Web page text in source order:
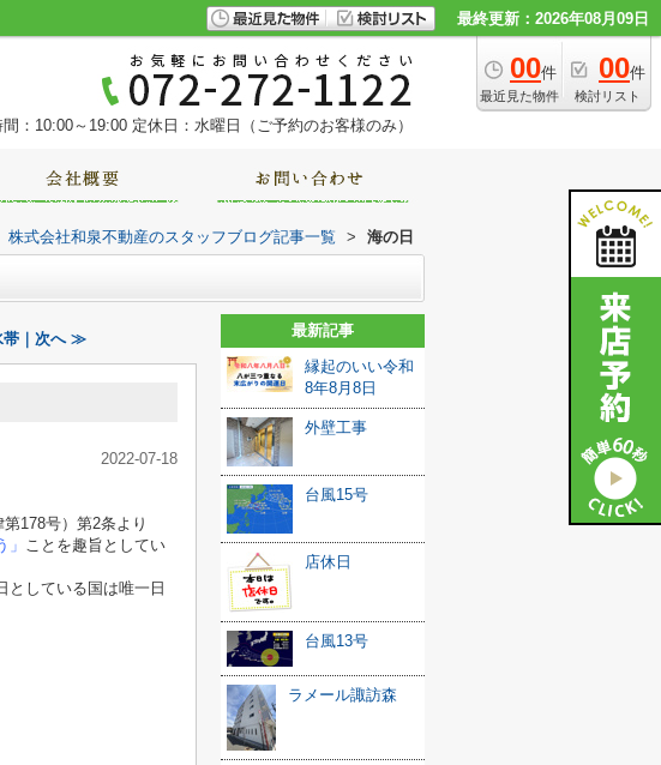
最終更新：2026年08月09日
00件
最近見た物件
00件
検討リスト
：10:00～19:00 定休日：水曜日（ご予約のお客様のみ）
式会社和泉不動産のスタッフブログ記事一覧 > 海の日
帯｜次へ ≫
2022-07-18
178号）第2条より
ことを趣旨としてい
としている国は唯一日
最新記事
縁起のいい令和
8年8月8日
外壁工事
台風15号
店休日
台風13号
ラメール諏訪森